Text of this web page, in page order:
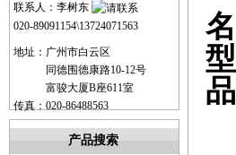
联系人：李树东
020-89091154\13724071563
地址：广州市白云区
同德围德康路10-12号
富骏大厦B座611室
传真：020-86488563
产品搜索
名
型
品